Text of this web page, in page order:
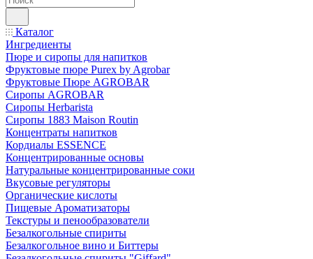
Каталог
Ингредиенты
Пюре и сиропы для напитков
Фруктовые пюре Purex by Agrobar
Фруктовые Пюре AGROBAR
Сиропы AGROBAR
Сиропы Herbarista
Сиропы 1883 Maison Routin
Концентраты напитков
Кордиалы ESSENCE
Концентрированные основы
Натуральные концентрированные соки
Вкусовые регуляторы
Органические кислоты
Пищевые Ароматизаторы
Текстуры и пенообразователи
Безалкогольные спириты
Безалкогольное вино и Биттеры